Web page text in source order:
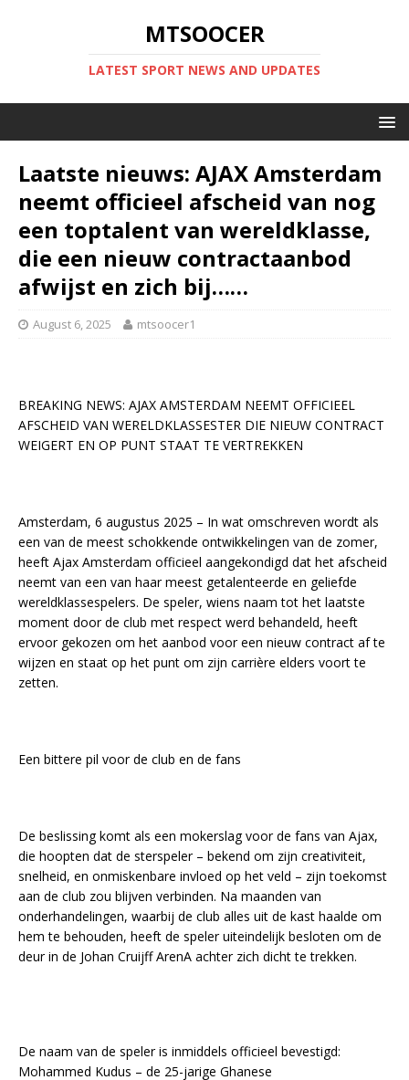
MTSOOCER
LATEST SPORT NEWS AND UPDATES
Laatste nieuws: AJAX Amsterdam
neemt officieel afscheid van nog
een toptalent van wereldklasse,
die een nieuw contractaanbod
afwijst en zich bij……
August 6, 2025 mtsoocer1
BREAKING NEWS: AJAX AMSTERDAM NEEMT OFFICIEEL
AFSCHEID VAN WERELDKLASSESTER DIE NIEUW CONTRACT
WEIGERT EN OP PUNT STAAT TE VERTREKKEN
Amsterdam, 6 augustus 2025 – In wat omschreven wordt als
een van de meest schokkende ontwikkelingen van de zomer,
heeft Ajax Amsterdam officieel aangekondigd dat het afscheid
neemt van een van haar meest getalenteerde en geliefde
wereldklassespelers. De speler, wiens naam tot het laatste
moment door de club met respect werd behandeld, heeft
ervoor gekozen om het aanbod voor een nieuw contract af te
wijzen en staat op het punt om zijn carrière elders voort te
zetten.
Een bittere pil voor de club en de fans
De beslissing komt als een mokerslag voor de fans van Ajax,
die hoopten dat de sterspeler – bekend om zijn creativiteit,
snelheid, en onmiskenbare invloed op het veld – zijn toekomst
aan de club zou blijven verbinden. Na maanden van
onderhandelingen, waarbij de club alles uit de kast haalde om
hem te behouden, heeft de speler uiteindelijk besloten om de
deur in de Johan Cruijff ArenA achter zich dicht te trekken.
De naam van de speler is inmiddels officieel bevestigd:
Mohammed Kudus – de 25-jarige Ghanese